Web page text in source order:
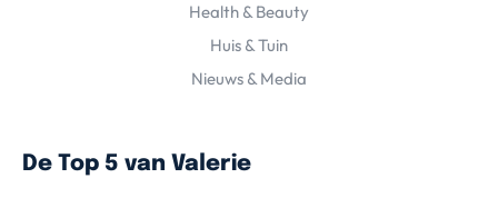
Health & Beauty
Huis & Tuin
Nieuws & Media
De Top 5 van Valerie